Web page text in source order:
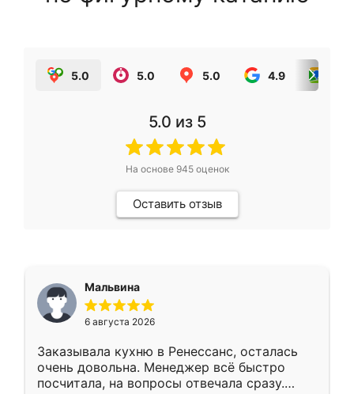
5.0 5.0 5.0 4.9
5.0 из 5
На основе 945оценок
Оставить отзыв
Мальвина
6 августа 2026
Заказывала кухню в Ренессанс, осталась
очень довольна. Менеджер всё быстро
посчитала, на вопросы отвечала сразу.